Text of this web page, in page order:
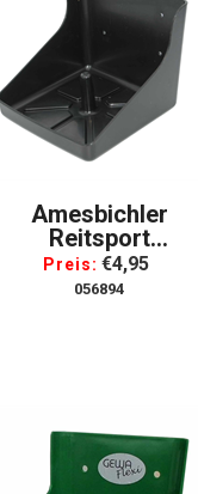
Amesbichler
Reitsport
Lecksteinhalter PRO
Für Pferde Und
Preis: €4,95
056894